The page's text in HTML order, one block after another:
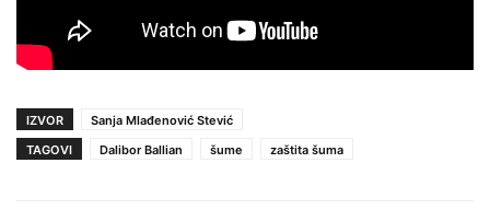
IZVOR
Sanja Mlađenović Stević
TAGOVI
Dalibor Ballian šume zaštita šuma